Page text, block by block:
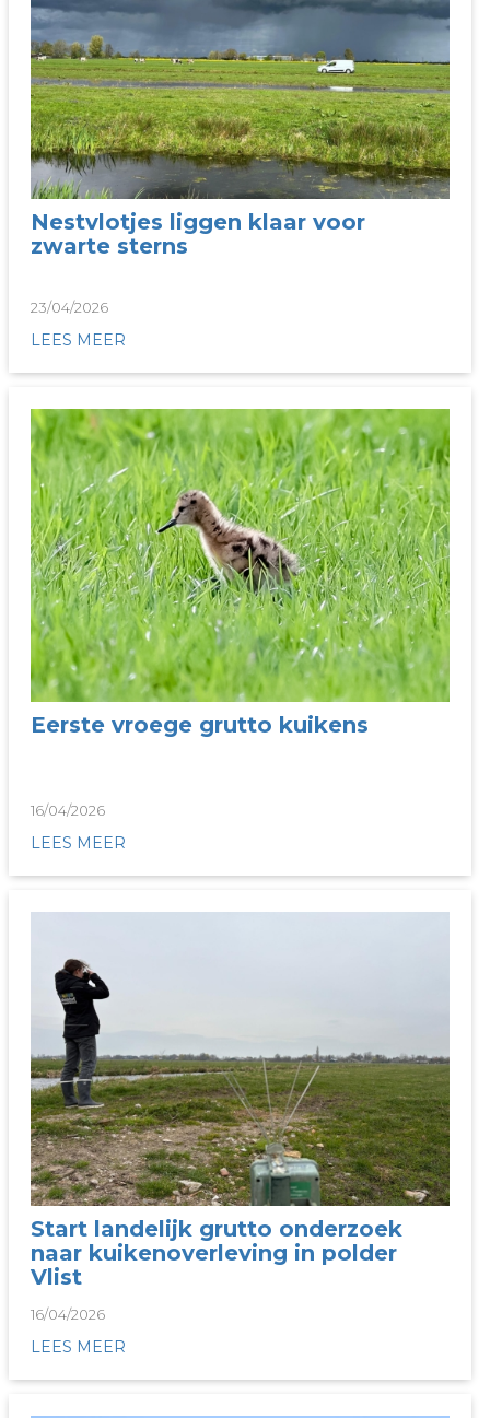
Nestvlotjes liggen klaar voor
zwarte sterns
23/04/2026
LEES MEER
Eerste vroege grutto kuikens
16/04/2026
LEES MEER
Start landelijk grutto onderzoek
naar kuikenoverleving in polder
Vlist
16/04/2026
LEES MEER